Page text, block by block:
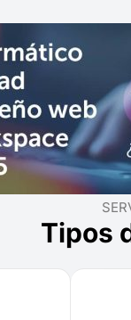
Tipos